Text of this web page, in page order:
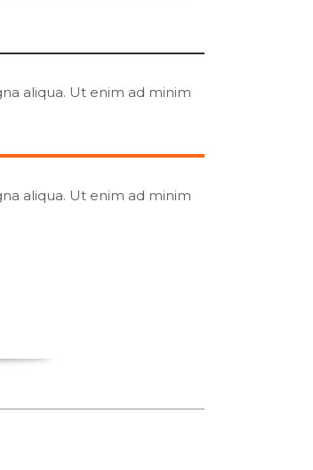
aliqua. Ut enim ad minim
aliqua. Ut enim ad minim